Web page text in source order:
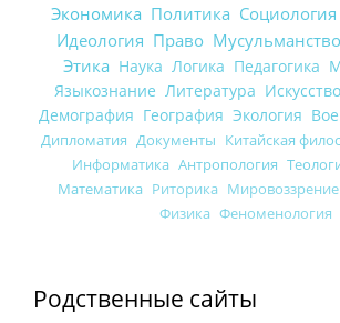
Экономика Политика Социология
Идеология Право Мусульманство
Этика Наука Логика Педагогика
Языкознание Литература Искусство
Демография География Экология
Дипломатия Документы Китайская
Информатика Антропология
Математика Риторика Мировоззрение
Физика Феноменология
Родственные сайты